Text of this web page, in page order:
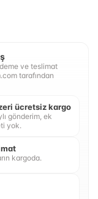
ve teslimat
tarafından
ücretsiz kargo
gönderim, ek
yok.
kargoda.